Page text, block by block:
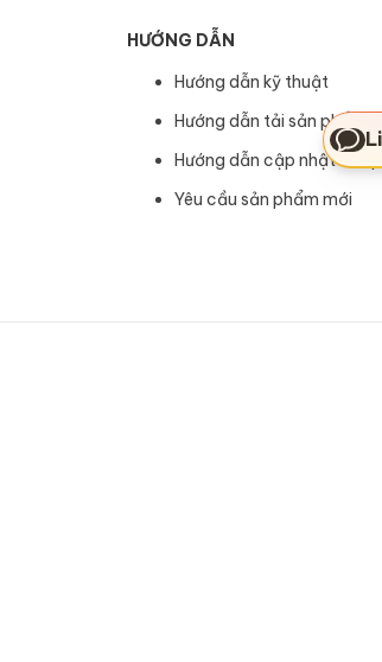
HƯỚNG DẪN
Hướng dẫn kỹ thuật
Hướng dẫn tải sản phẩm
Hướng dẫn cập nhật sản
Yêu cầu sản phẩm mới